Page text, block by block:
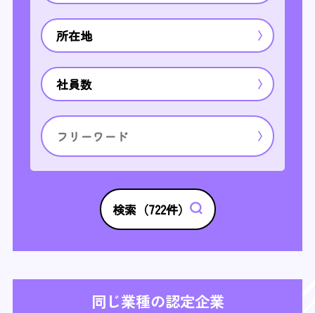
所在地
社員数
検索（722件）
同じ業種の認定企業